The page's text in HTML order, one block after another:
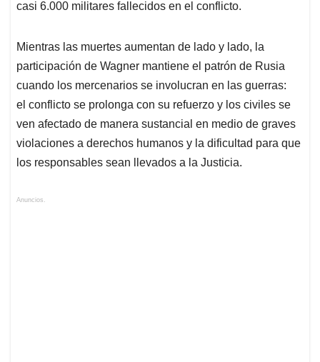
casi 6.000 militares fallecidos en el conflicto.
Mientras las muertes aumentan de lado y lado, la
participación de Wagner mantiene el patrón de Rusia
cuando los mercenarios se involucran en las guerras:
el conflicto se prolonga con su refuerzo y los civiles se
ven afectado de manera sustancial en medio de graves
violaciones a derechos humanos y la dificultad para que
los responsables sean llevados a la Justicia.
Anuncios.